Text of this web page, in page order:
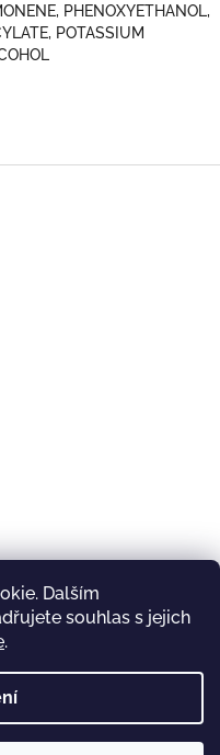
Dalším
souhlas s jejich
.
PHENOXYETHANOL,
POTASSIUM